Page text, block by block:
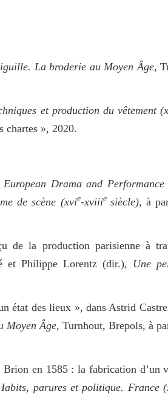
La broderie au Moyen Âge,
et production du vêtement
chartes », 2020.
European Drama and Performance
de scène (xvie-xviiie siècle), à
la production parisienne à
et Philippe Lorentz (dir.), Une
état des lieux », dans Astrid
Moyen Âge, Turnhout, Brepols, à
en 1585 : la fabrication d’un
parures et politique. France